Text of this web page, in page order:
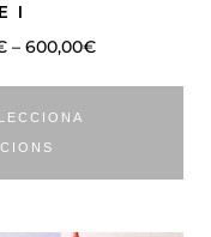
I
– 600,00€